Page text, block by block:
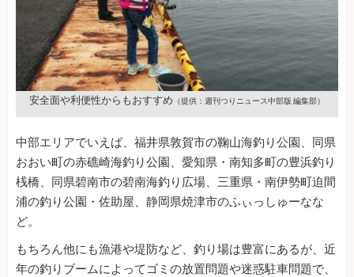
安全面や利便性からもおすすめ （提供：週刊つりニュース中部版 編集部）
中部エリアでいえば、福井県敦賀市の鞠山海釣り公園、同県
おおい町の赤礁崎海釣り公園、愛知県・南知多町の豊浜釣り
桟橋、同県碧南市の碧南海釣り広場、三重県・南伊勢町迫間
浦の釣り公園・佐助屋、静岡県焼津市のふぃっしゅーなな
ど。
もちろん他にも漁港や堤防など、釣り場は豊富にあるが、近
年の釣りブームによってゴミの放置問題や迷惑駐車問題で、